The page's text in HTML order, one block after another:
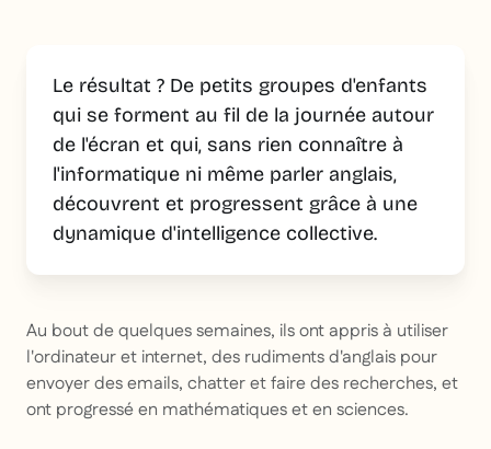
Le résultat ? De petits groupes d'enfants
qui se forment au fil de la journée autour
de l'écran et qui, sans rien connaître à
l'informatique ni même parler anglais,
découvrent et progressent grâce à une
dynamique d'intelligence collective.
Au bout de quelques semaines, ils ont appris à utiliser
l'ordinateur et internet, des rudiments d'anglais pour
envoyer des emails, chatter et faire des recherches, et
ont progressé en mathématiques et en sciences.